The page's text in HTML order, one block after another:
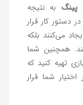
به نتیجه
دستور کار قرار
می‌کنند بلکه
همچنین شما
تهیه کنید که
شما قرار